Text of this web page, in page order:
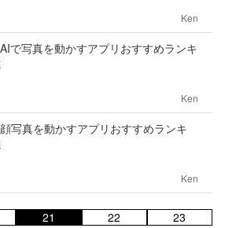
Ken
AIで写真を動かすアプリおすすめランキ
Ken
顔写真を動かすアプリおすすめランキ
Ken
21 22 23